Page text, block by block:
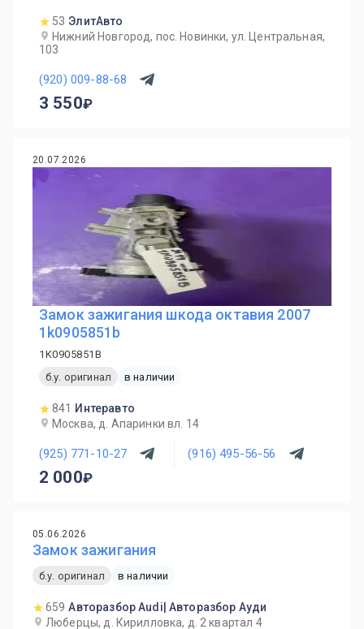
53 ЭлитАвто
Нижний Новгород, пос. Новинки, ул. Центральная,
103
(920) 009-88-68
3 550
20.07.2026
Замок зажигания шкода октавия 2007
1k0905851b
1K0905851B
б.у. оригинал
в наличии
841
Интеравто
Москва, д. Апаринки вл. 14
(925) 771-10-27 (916) 495-56-56
2 000
05.06.2026
Замок зажигания
б.у. оригинал в наличии
659 Авторазбор Audi| Авторазбор Ауди
Люберцы, д. Кирилловка, д. 2 квартал 4